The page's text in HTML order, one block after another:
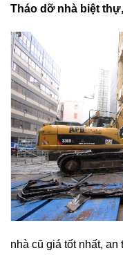
Tháo dỡ nhà biệt
nhà cũ giá tốt nhất,